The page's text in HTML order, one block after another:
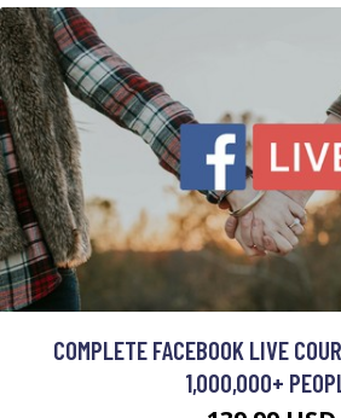
COMPLETE FACEBOOK LIVE
1,000,000+